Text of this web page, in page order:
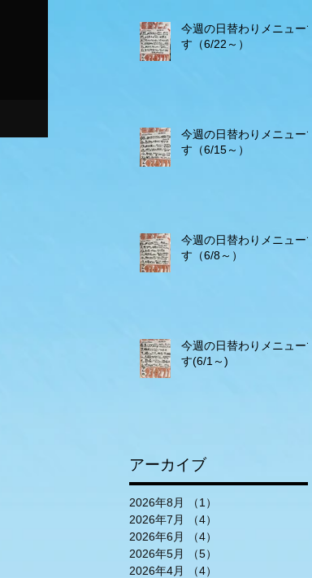
今週の日替わりメニューで
す（6/22～）
今週の日替わりメニューで
す（6/15～）
今週の日替わりメニューで
す（6/8～）
今週の日替わりメニューで
す(6/1～)
アーカイブ
2026年8月 （1）
2026年7月
（4）
2026年6月
（4）
2026年5月
（5）
2026年4月
（4）